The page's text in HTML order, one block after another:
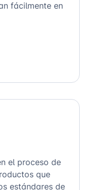
fácilmente en
el proceso de
que
estándares de